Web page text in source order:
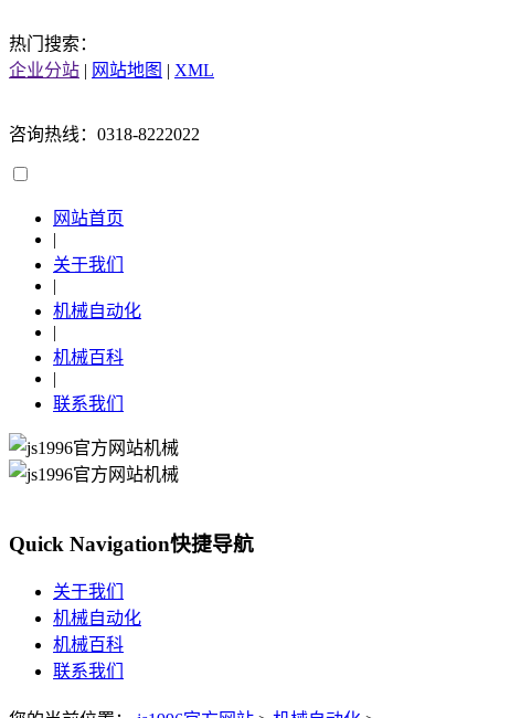
热门搜索：
企业分站 | 网站地图 | XML
咨询热线：0318-8222022
网站首页
|
关于我们
|
机械自动化
|
机械百科
|
联系我们
Quick Navigation快捷导航
关于我们
机械自动化
机械百科
联系我们